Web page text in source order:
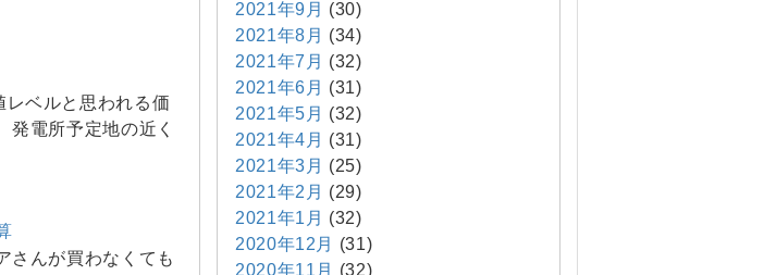
ベルと思われる価
発電所予定地の近く
んが買わなくても
2021年9月 (30)
2021年8月 (34)
2021年7月 (32)
2021年6月 (31)
2021年5月 (32)
2021年4月 (31)
2021年3月 (25)
2021年2月 (29)
2021年1月 (32)
2020年12月
(31)
2020年11月
(32)